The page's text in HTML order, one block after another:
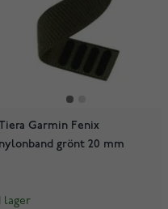
900
Garmin Fenix
nylonband grönt 20 mm
I lager